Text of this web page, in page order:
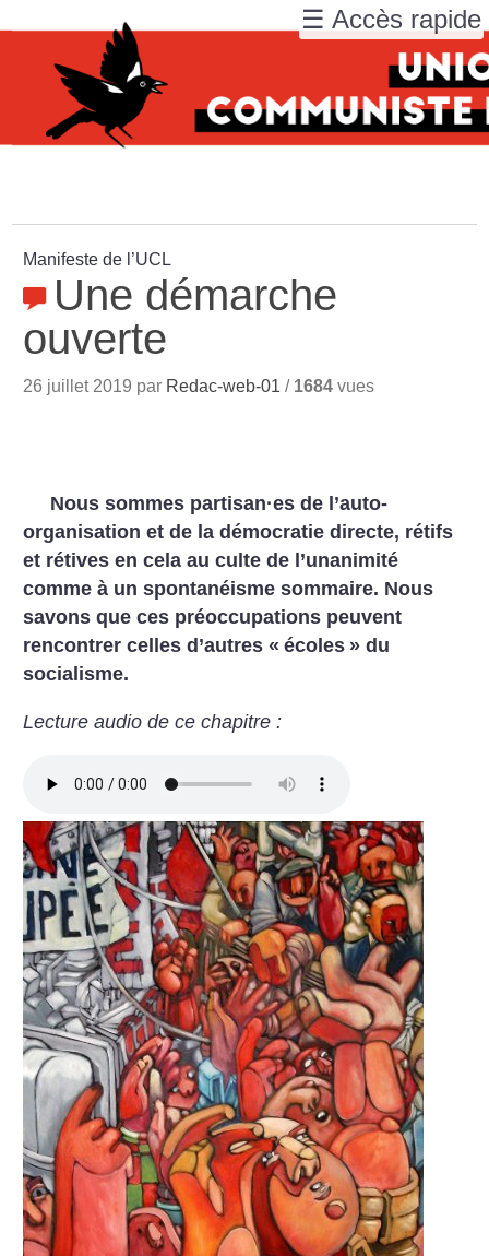
Manifeste de l’UCL
Une démarche
ouverte
26 juillet 2019 par Redac-web-01 / 1684 vues
Nous sommes partisan·es de ­l’auto-
organisation et de la démocratie directe, rétifs
et rétives en cela au culte de l’unanimité
comme à un spontanéisme sommaire. Nous
savons que ces préoccupations peuvent
rencontrer celles d’autres « écoles » du
socialisme.
Lecture audio de ce chapitre :
☰ Accès rapide